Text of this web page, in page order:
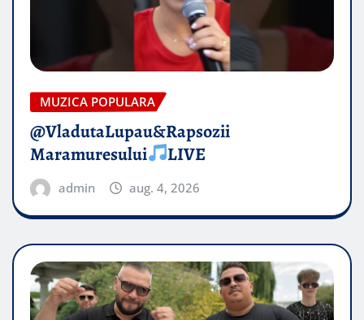
MUZICA POPULARA
@VladutaLupau&Rapsozii
Maramuresului
LIVE
admin aug. 4, 2026